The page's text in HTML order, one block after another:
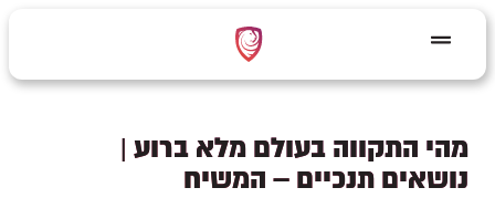
מהי התקווה בעולם מלא ברוע |
נושאים תנכיים – המשיח